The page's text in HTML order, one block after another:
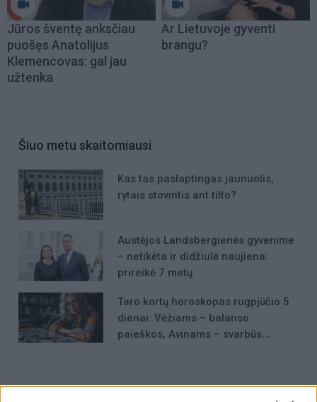
Jūros šventę anksčiau
puošęs Anatolijus
Klemencovas: gal jau
užtenka
Ar Lietuvoje gyventi
brangu?
Šiuo metu skaitomiausi
Kas tas paslaptingas jaunuolis,
rytais stovintis ant tilto?
Austėjos Landsbergienės gyvenime
– netikėta ir didžiulė naujiena:
prireikė 7 metų
Taro kortų horoskopas rugpjūčio 5
dienai: Vėžiams – balanso
paieškos, Avinams – svarbūs